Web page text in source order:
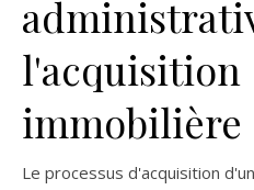
l'acquisition
immobilière
Le processus d'acquisition